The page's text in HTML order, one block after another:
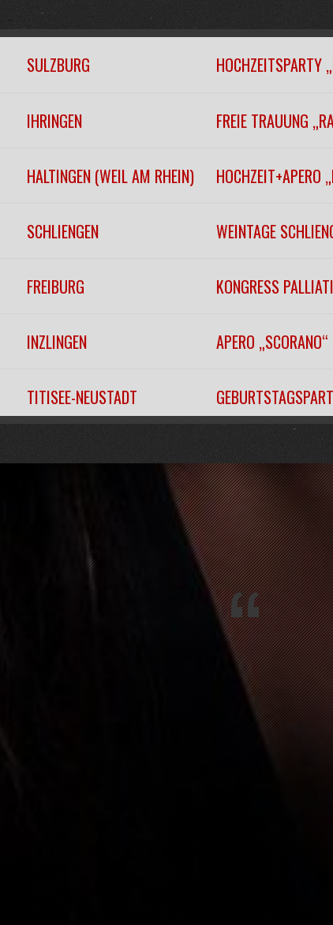
SULZBURG HOCHZEITSPARTY
IHRINGEN FREIE TRAUUNG
HALTINGEN (WEIL AM RHEIN) HOCHZEIT+APERO
SCHLIENGEN WEINTAGE
FREIBURG KONGRESS
INZLINGEN APERO „SCORANO“
TITISEE-NEUSTADT
FREIBURG
FREIBURG
SILVESTERPARTY
HOTEL
“